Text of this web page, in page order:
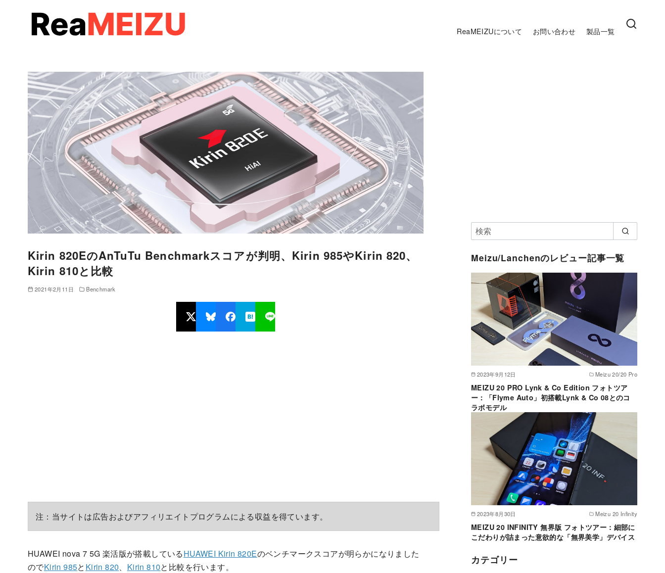
ReaMEIZUについて お問い合わせ 製品一覧
Kirin 820EのAnTuTu Benchmarkスコアが判明、Kirin 985やKirin 820、
Kirin 810と比較
2021年2月11日 Benchmark
注：当サイトは広告およびアフィリエイトプログラムによる収益を得ています。
HUAWEI nova 7 5G 楽活版が搭載しているHUAWEI Kirin 820Eのベンチマークスコアが明らかになりました
のでKirin 985と Kirin 820、 Kirin 810と比較を行います。
Meizu/Lanchenのレビュー記事一覧
2023年9月12日 Meizu 20/20 Pro
MEIZU 20 PRO Lynk & Co Edition フォトツア
ー：「Flyme Auto」初搭載Lynk & Co 08とのコ
ラボモデル
2023年8月30日 Meizu 20 Infinity
MEIZU 20 INFINITY 無界版 フォトツアー：細部に
こだわりが詰まった意欲的な「無界美学」デバイス
カテゴリー